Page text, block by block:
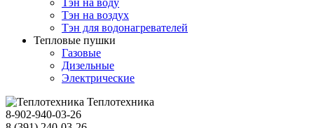
Тэн на воду
Тэн на воздух
Тэн для водонагревателей
Тепловые пушки
Газовые
Дизельные
Электрические
Теплотехника
8-902-940-03-26